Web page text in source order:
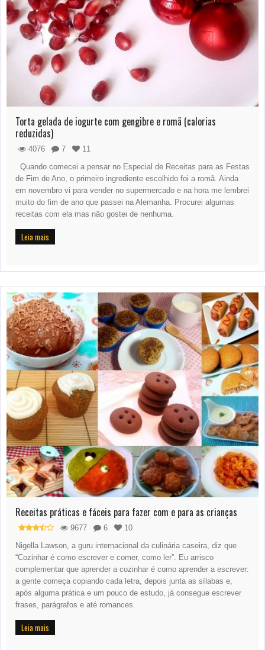
Torta gelada de iogurte com gengibre e romã (calorias
reduzidas)
4076 7
11
Quando comecei a pensar no Especial de Receitas para as Festas
de Fim de Ano, o primeiro ingrediente escolhido foi a romã. Ainda
em novembro vi para vender no supermercado e na hora me lembrei
muito do fim de ano que passei na Alemanha. Procurei algumas
receitas com ela mas não gostei de nenhuma.
Leia mais
Receitas práticas e fáceis para fazer com e para as crianças
9677 6
10
Nigella Lawson, a guru internacional da culinária caseira, diz que
“Cozinhar é como escrever e comer, como ler”. Eu arrisco
complementar que aprender a cozinhar é como aprender a escrever:
a gente começa copiando cada letra, depois junta as sílabas e,
após alguma prática e um pouco de estudo, já consegue escrever
frases, parágrafos e até romances.
Leia mais